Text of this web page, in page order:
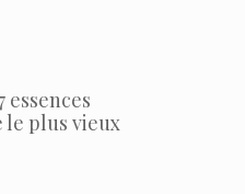
le plus vieux